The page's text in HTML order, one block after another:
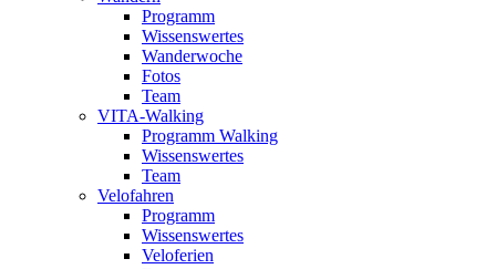
Programm
Wissenswertes
Wanderwoche
Fotos
Team
VITA-Walking
Programm Walking
Wissenswertes
Team
Velofahren
Programm
Wissenswertes
Veloferien